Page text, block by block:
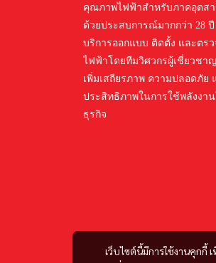
เว็บไซต์นี้มีการใช้งานคุกกี้
คุณภาพไฟฟ้าสำหรับภาคอุตสา
ด้วยประสบการณ์มากกว่า 28
บริการออกแบบ ติดตั้ง และตร
ไฟฟ้าโดยทีมวิศวกรผู้เชี่ยวชา
เพิ่มเสถียรภาพ ความปลอดภัย
ประสิทธิภาพในการใช้พลังงา
ธุรกิจ